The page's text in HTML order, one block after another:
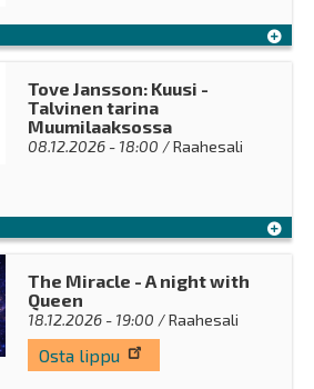
Tove Jansson: Kuusi -
Talvinen tarina
Muumilaaksossa
08.12.2026 - 18:00 / Raahesali
The Miracle - A night with
Queen
18.12.2026 - 19:00 / Raahesali
Osta lippu